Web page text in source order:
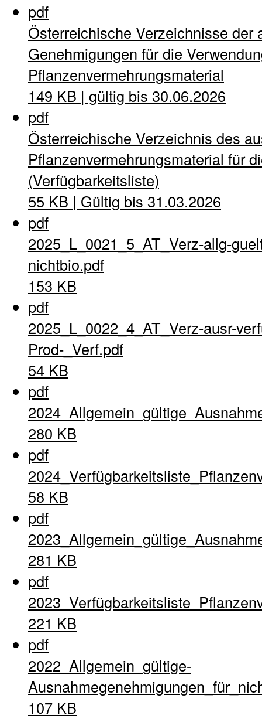
pdf
Österreichische Verzeichnisse der
Genehmigungen für die
Pflanzenvermehrungsmaterial
149 KB | gültig bis 30.06.2026
pdf
Österreichische Verzeichnis des
Pflanzenvermehrungsmaterial für
(Verfügbarkeitsliste)
55 KB | Gültig bis 31.03.2026
pdf
2025_L_0021_5_AT_Verz-allg-
nichtbio.pdf
153 KB
pdf
2025_L_0022_4_AT_Verz-ausr-
Prod-_Verf.pdf
54 KB
pdf
280 KB
pdf
58 KB
pdf
281 KB
pdf
221 KB
pdf
2022_Allgemein_gültige-
107 KB